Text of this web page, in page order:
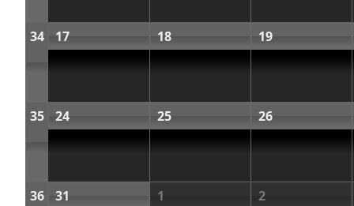
34 17 18 19
35 24 25 26
36 31 1 2